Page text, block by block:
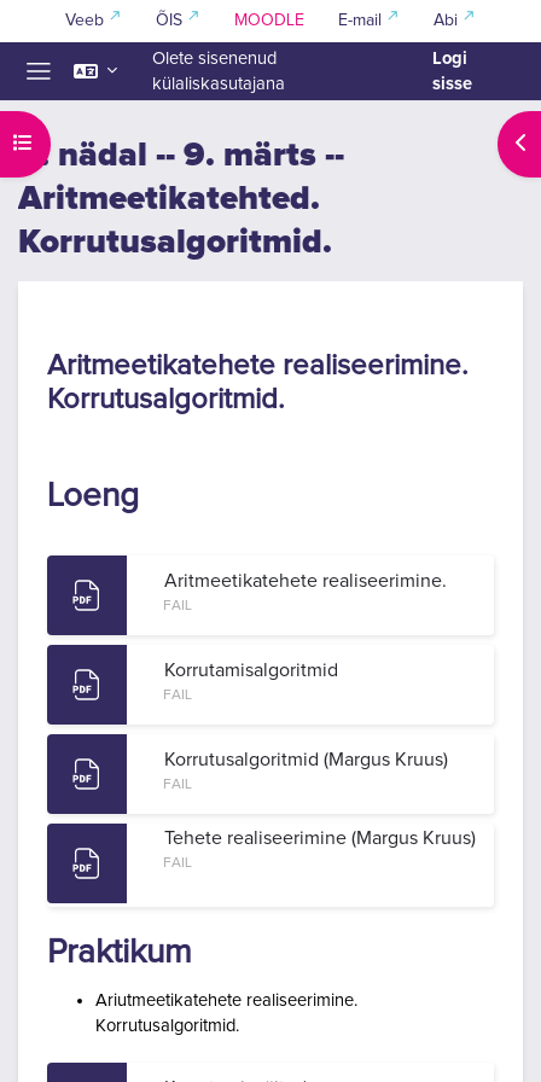
Jäta vahele peasisuni
Veeb ÕIS MOODLE E-mail Abi
Olete sisenenud
külaliskasutajana
Logi
sisse
Ava kursuse sisukord
6. nädal -- 9. märts --
Aritmeetikatehted.
Korrutusalgoritmid.
Section outline
Aritmeetikatehete realiseerimine.
Korrutusalgoritmid.
Loeng
Aritmeetikatehete realiseerimine.
FAIL
Korrutamisalgoritmid
FAIL
Korrutusalgoritmid (Margus Kruus)
FAIL
Tehete realiseerimine (Margus Kruus)
FAIL
Praktikum
Ariutmeetikatehete realiseerimine.
Korrutusalgoritmid.